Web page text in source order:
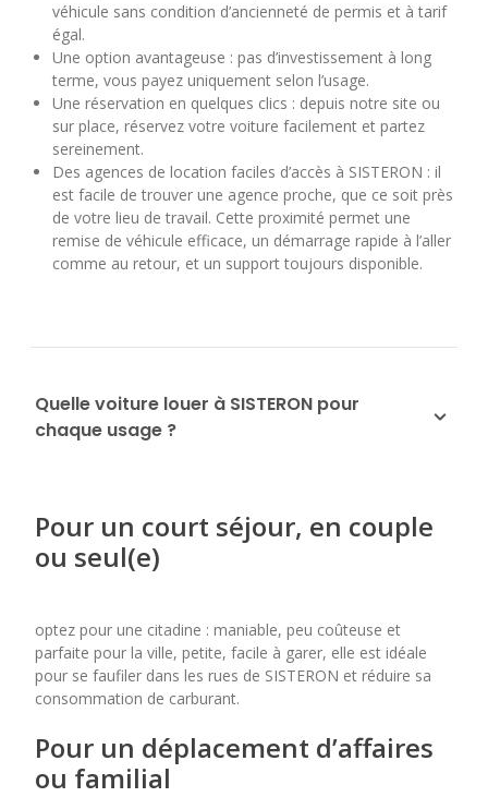
véhicule sans condition d’ancienneté de permis et à tarif
égal.
Une option avantageuse : pas d’investissement à long
terme, vous payez uniquement selon l’usage.
Une réservation en quelques clics : depuis notre site ou
sur place, réservez votre voiture facilement et partez
sereinement.
Des agences de location faciles d’accès à SISTERON : il
est facile de trouver une agence proche, que ce soit près
de votre lieu de travail. Cette proximité permet une
remise de véhicule efficace, un démarrage rapide à l’aller
comme au retour, et un support toujours disponible.
Quelle voiture louer à SISTERON pour
chaque usage ?
Pour un court séjour, en couple
ou seul(e)
optez pour une citadine : maniable, peu coûteuse et
parfaite pour la ville, petite, facile à garer, elle est idéale
pour se faufiler dans les rues de SISTERON et réduire sa
consommation de carburant.
Pour un déplacement d’affaires
ou familial